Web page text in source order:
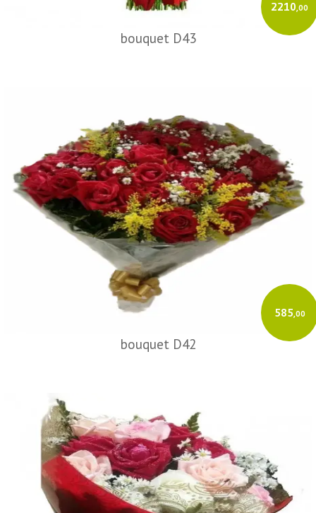
2210,00
bouquet D43
585,00
bouquet D42